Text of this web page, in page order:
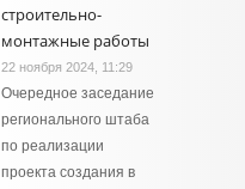
строительно-
монтажные работы
22 ноября 2024, 11:29
Очередное заседание
регионального штаба
по реализации
проекта создания в